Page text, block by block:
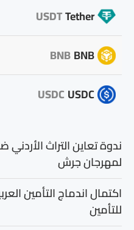
Tether
USDT
BNB
BNB
USDC
USDC
ندوة تعاين التراث الأردني
لمهرجان جرش
اكتمال اندماج التأمين
للتأمين